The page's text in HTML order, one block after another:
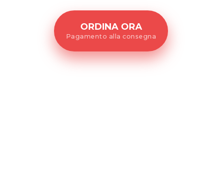
ORDINA ORA
Pagamento alla consegna